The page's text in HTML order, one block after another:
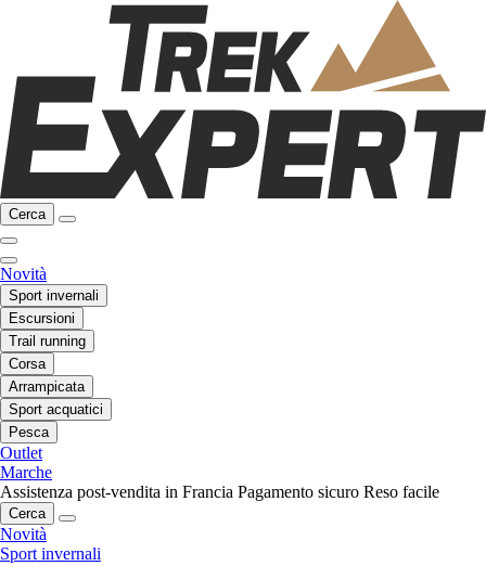
Cerca
Novità
Sport invernali
Escursioni
Trail running
Corsa
Arrampicata
Sport acquatici
Pesca
Outlet
Marche
Assistenza post-vendita in Francia Pagamento sicuro Reso facile
Cerca
Novità
Sport invernali